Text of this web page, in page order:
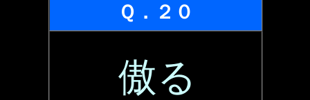
Ｑ．２０
傲る